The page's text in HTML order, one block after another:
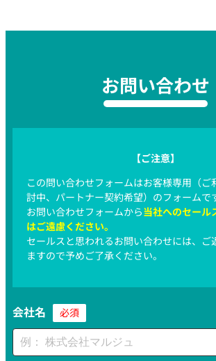
お問い合わせ
【ご注意】
この問い合わせフォームはお客様専用（ご
討中、パートナー契約希望）のフォームで
お問い合わせフォームから当社へのセール
はご遠慮ください。
セールスと思われるお問い合わせには、ご
ますので予めご了承ください。
会社名 必須